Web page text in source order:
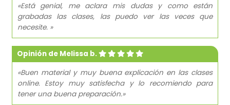
«Está genial, me aclara mis dudas y como están
grabadas las clases, las puedo ver las veces que
necesite. »
Opinión de Melissa b.
«Buen material y muy buena explicación en las clases
online. Estoy muy satisfecha y lo recomiendo para
tener una buena preparación.»